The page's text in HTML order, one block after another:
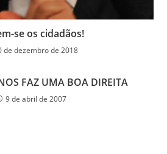
se os cidadãos!
de dezembro de 2018
FAZ UMA BOA DIREITA
9 de abril de 2007